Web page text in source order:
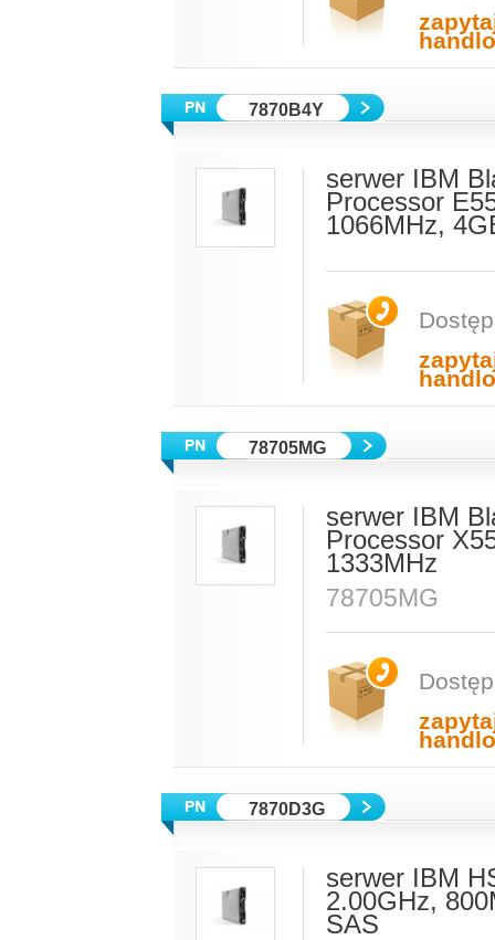
7870B4Y
serwer IBM
Processor
1066MHz,
78705MG
serwer IBM
Processor
1333MHz
78705MG
7870D3G
serwer IBM
2.00GHz,
SAS